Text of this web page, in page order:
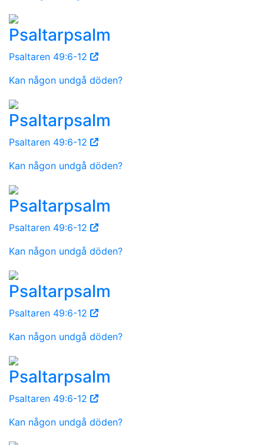
Psaltarpsalm
Psaltaren 49:6-12
Kan någon undgå döden?
Psaltarpsalm
Psaltaren 49:6-12
Kan någon undgå döden?
Psaltarpsalm
Psaltaren 49:6-12
Kan någon undgå döden?
Psaltarpsalm
Psaltaren 49:6-12
Kan någon undgå döden?
Psaltarpsalm
Psaltaren 49:6-12
Kan någon undgå döden?